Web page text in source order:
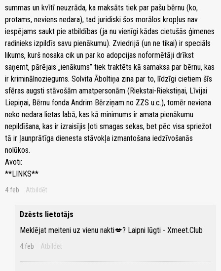
summas un kvītī neuzrāda, ka maksāts tiek par pašu bērnu (ko,
protams, neviens nedara), tad juridiski šos morālos kropļus nav
iespējams saukt pie atbildības (ja nu vienīgi kādas cietušās ģimenes
radinieks izpildīs savu pienākumu). Zviedrijā (un ne tikai) ir speciāls
likums, kurš nosaka cik un par ko adopcijas noformētāji drīkst
saņemt, pārējais „ienākums” tiek traktēts kā samaksa par bērnu, kas
ir kriminālnoziegums. Solvita Āboltiņa zina par to, līdzīgi cietiem šīs
sfēras augsti stāvošām amatpersonām (Riekstai-Riekstiņai, Līvijai
Liepiņai, Bērnu fonda Andrim Bērziņam no ZZS u.c.), tomēr neviena
neko nedara lietas labā, kas kā minimums ir amata pienākumu
nepildīšana, kas ir izraisījis ļoti smagas sekas, bet pēc visa spriežot
tā ir ļaunprātīga dienesta stāvokļa izmantošana iedzīvošanās
nolūkos.
Avoti:
**LINKS**
4.feb Atbildēt
Dzēsts lietotājs
Meklējat meiteni uz vienu nakti💋? Laipni lūgti - Xmeet.Club
4.feb Atbildēt